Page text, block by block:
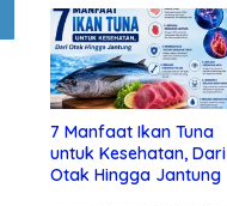
7 Manfaat Ikan Tuna
untuk Kesehatan, Dari
Otak Hingga Jantung